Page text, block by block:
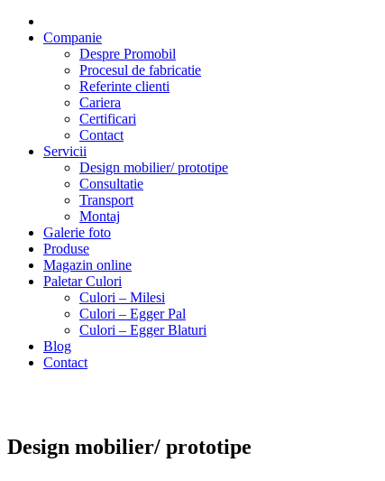
Companie
Despre Promobil
Procesul de fabricatie
Referinte clienti
Cariera
Certificari
Contact
Servicii
Design mobilier/ prototipe
Consultatie
Transport
Montaj
Galerie foto
Produse
Magazin online
Paletar Culori
Culori – Milesi
Culori – Egger Pal
Culori – Egger Blaturi
Blog
Contact
Design mobilier/ prototipe